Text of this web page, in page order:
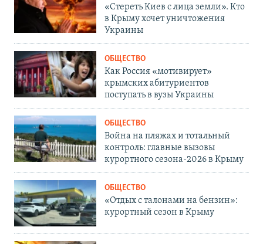
«Стереть Киев с лица земли». Кто
в Крыму хочет уничтожения
Украины
ОБЩЕСТВО
Как Россия «мотивирует»
крымских абитуриентов
поступать в вузы Украины
ОБЩЕСТВО
Война на пляжах и тотальный
контроль: главные вызовы
курортного сезона-2026 в Крыму
ОБЩЕСТВО
«Отдых с талонами на бензин»:
курортный сезон в Крыму